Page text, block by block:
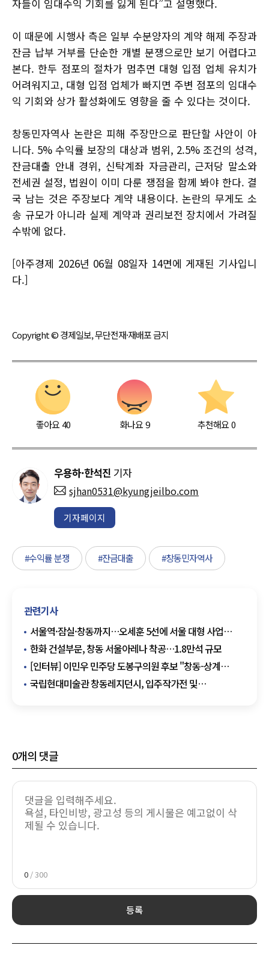
자들이 임대수익 기회를 잃게 된다”고 설명했다.
이 때문에 시행사 측은 일부 수분양자의 계약 해제 주장과
잔금 납부 거부를 단순한 개별 분쟁으로만 보기 어렵다고
본다. 한두 점포의 절차가 멈추면 대형 입점 업체 유치가
어려워지고, 대형 입점 업체가 빠지면 주변 점포의 임대수
익 기회와 상가 활성화에도 영향을 줄 수 있다는 것이다.
창동민자역사 논란은 피해 주장만으로 판단할 사안이 아
니다. 5% 수익률 보장의 대상과 범위, 2.5% 조건의 성격,
잔금대출 안내 경위, 신탁계좌 자금관리, 근저당 말소와
전세권 설정, 법원이 이미 다룬 쟁점을 함께 봐야 한다. 결
국 남는 것은 주장보다 계약 내용이다. 논란의 무게도 소
송 규모가 아니라 실제 계약과 권리보전 장치에서 가려질
수밖에 없다.
[아주경제 2026년 06월 08일자 14면에 게재된 기사입니
다.]
Copyright © 경제일보, 무단전재·재배포 금지
좋아요 40 화나요9 추천해요 0
우용하·한석진 기자
sjhan0531@kyungjeilbo.com
기자페이지
#수익률 분쟁 #잔금대출 #창동민자역사
관련기사
서울역·잠실·창동까지…오세훈 5선에 서울 대형 사업
연속성 확보
한화 건설부문, 창동 서울아레나 착공…1.8만석 규모
[인터뷰] 이민우 민주당 도봉구의원 후보 "창동-상계
바이오클러스터에 서울대병원 유치"
국립현대미술관 창동레지던시, 입주작가전 및
0개의 댓글
0 / 300
등록